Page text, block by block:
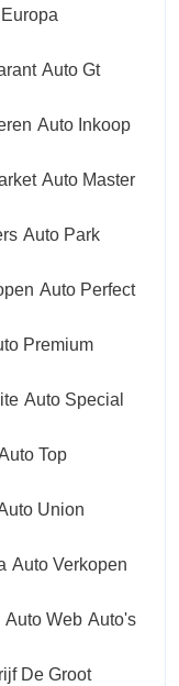
Auto Gt
Auto Inkoop
Auto Master
Auto Park
Auto Perfect
Premium
Auto Special
Top
Union
Auto Verkopen
Auto Web Auto's
De Groot